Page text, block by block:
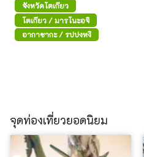
จังหวัดโตเกียว
โตเกียว / มารุโนะอุจิ
อากาซากะ / รปปงหงิ
จุดท่องเที่ยวยอดนิยม